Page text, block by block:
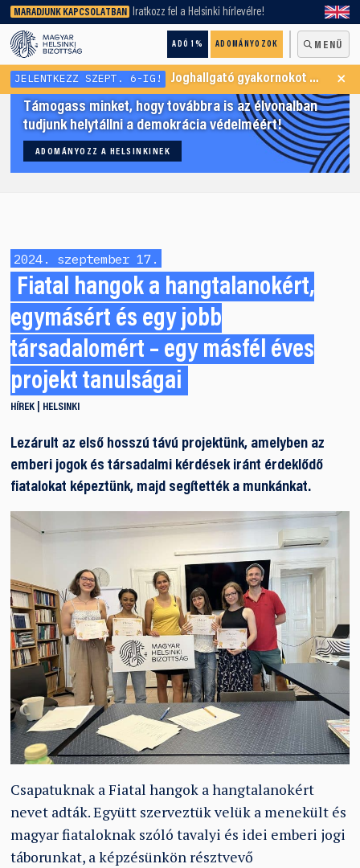
MARADJUNK KAPCSOLATBAN Iratkozz fel a Helsinki hírlevélre!
ADÓ 1% ADOMÁNYOZOK MENÜ
keresőnket!
JELENTKEZZ SZEPT. 6-IG! Joghallgató gyakornokot keresünk Menekültügyi Programunkba ×
Támogass minket, hogy továbbra is az élvonalban
tudjunk helytállni a demokrácia védelméért!
ADOMÁNYOZZ A HELSINKINEK
2024. szeptember 17.
Fiatal hangok a hangtalanokért,
egymásért és egy jobb
társadalomért – egy másfél éves
projekt tanulságai
HÍREK HELSINKI
Lezárult az első hosszú távú projektünk, amelyben az
emberi jogok és társadalmi kérdések iránt érdeklődő
fiatalokat képeztünk, majd segítették a munkánkat.
Csapatuknak a Fiatal hangok a hangtalanokért
nevet adták. Együtt szerveztük velük a menekült és
magyar fiataloknak szóló tavalyi és idei emberi jogi
táborunkat, a képzésünkön résztvevő